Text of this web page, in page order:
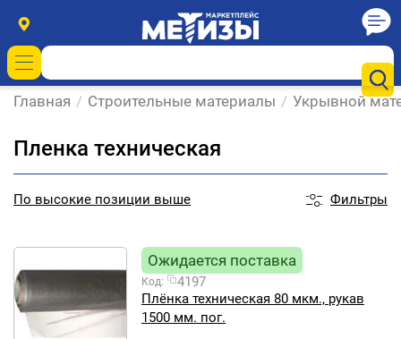
Главная / Строительные материалы / Укрывной
Пленка техническая
По высокие позиции выше Фильтры
Ожидается поставка
Код:
4197
Плёнка техническая 80 мкм., рукав
1500 мм. пог.